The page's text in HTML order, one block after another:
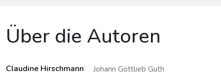
Über die Autoren
Claudine Hirschmann Johann Gottlieb Guth